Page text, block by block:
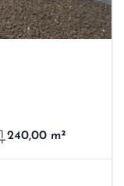
240,00 m²